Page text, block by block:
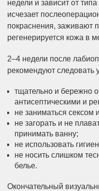
недели и зависит от
исчезает
покраснения, заживают
регенерируется кожа в
2–4 недели после
рекомендуют следовать
тщательно и бережно
антисептическими и
не заниматься сексом
не загорать и не
принимать ванну;
не использовать
не носить слишком
белье.
Окончательный